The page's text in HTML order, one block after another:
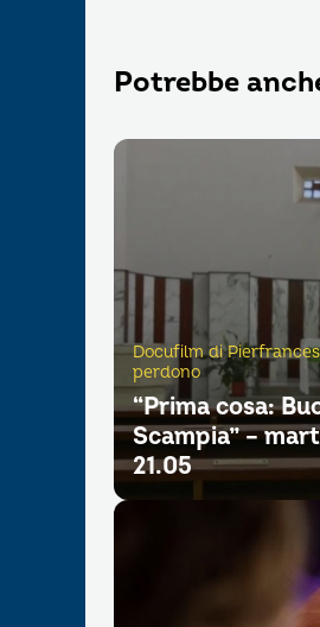
Potrebbe
Docufilm di
perdono
“Prima cosa:
Scampia” –
21.05